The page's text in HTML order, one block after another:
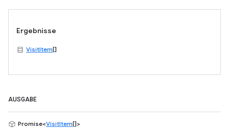
Ergebnisse
VisitItem[]
AUSGABE
Promise<VisitItem[]>